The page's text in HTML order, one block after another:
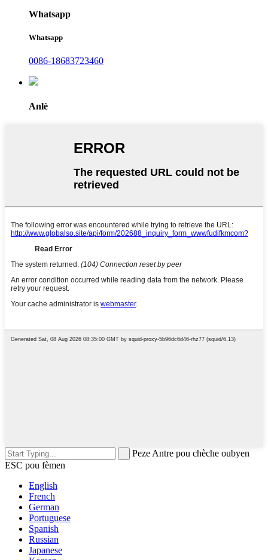
Whatsapp
Whatsapp
0086-18683723460
Anlè
Peze Antre pou chèche oubyen
ESC pou fèmen
English
French
German
Portuguese
Spanish
Russian
Japanese